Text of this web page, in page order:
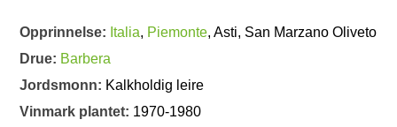
Opprinnelse: Italia, Piemonte, Asti, San Marzano Oliveto
Drue: Barbera
Jordsmonn: Kalkholdig leire
Vinmark plantet: 1970-1980